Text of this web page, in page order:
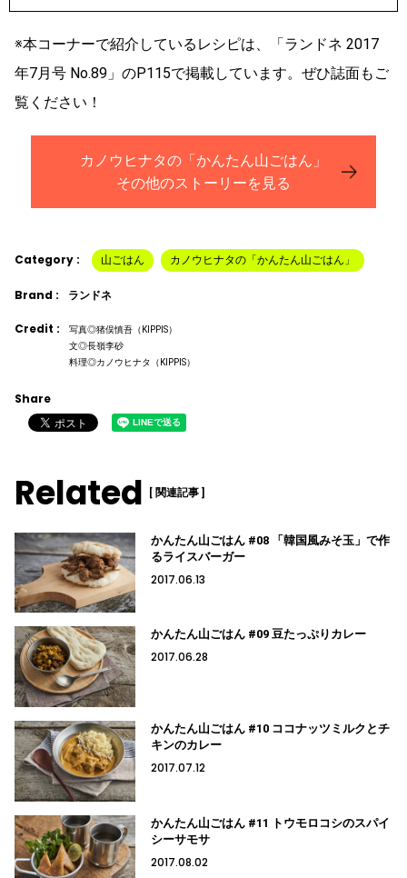
※本コーナーで紹介しているレシピは、「ランドネ 2017
年7月号 No.89」のP115で掲載しています。ぜひ誌面もご
覧ください！
カノウヒナタの「かんたん山ごはん」
その他のストーリーを見る
Category : 山ごはん カノウヒナタの「かんたん山ごはん」
Brand : ランドネ
Credit :
写真◎猪俣慎吾（KIPPIS）
文◎長嶺李砂
料理◎カノウヒナタ（KIPPIS）
Share
Related [ 関連記事 ]
かんたん山ごはん #08 「韓国風みそ玉」で作
るライスバーガー
2017.06.13
かんたん山ごはん #09 豆たっぷりカレー
2017.06.28
かんたん山ごはん #10 ココナッツミルクとチ
キンのカレー
2017.07.12
かんたん山ごはん #11 トウモロコシのスパイ
シーサモサ
2017.08.02